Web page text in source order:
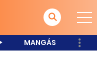
MANGÁS